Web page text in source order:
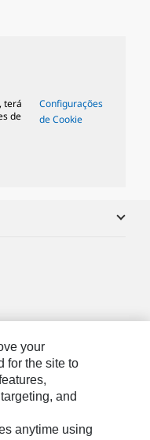
terá
de
Configurações
de Cookie
your
for the site to
and
anytime using